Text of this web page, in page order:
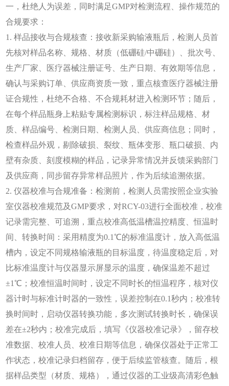
一，杜绝人为误差，同时满足GMP对检测流程、操作规范的
合规要求：
1. 样品接收与合规核查：接收新采购输液瓶后，检测人员首
先核对样品名称、规格、材质（低硼硅/中硼硅）、批次号、
生产厂家、医疗器械注册证号、生产日期、有效期等信息，
确认与采购订单、供应商资质一致，重点核查医疗器械注册
证合规性，杜绝不合格、不合规耗材进入检测环节；随后，
在每个样品瓶身上粘贴专属检测标识，标注样品规格、材
质、样品编号、检测日期、检测人员、供应商信息；同时，
检查样品外观，剔除破损、裂纹、瓶体变形、瓶口破损、内
壁有杂质、刻度模糊的样品，记录异常情况并反馈采购部门
及供应商，同步留存异常样品照片，作为后续追溯依据。
2. 仪器校准与合规准备：检测前，检测人员需按照企业实验
室仪器校准规范及GMP要求，对RCY-03进行全面校准，校准
记录需完整、可追溯，重点校准高低温槽温控精度、恒温时
间、转换时间：采用精度为0.1℃的标准温度计，放入高低温
槽内，设定不同规格输液瓶的目标温度，待温度稳定后，对
比标准温度计与仪器显示屏显示的温度，确保温差不超过
±1℃；校准恒温时间时，设定不同时长的恒温程序，核对仪
器计时与标准计时器的一致性，误差控制在0.1秒内；校准转
换时间时，启动仪器转换功能，多次测试转换时长，确保误
差在±2秒内；校准完成后，填写《仪器校准记录》，留存校
准数据、校准人员、校准日期等信息，确保仪器处于正常工
作状态，校准记录归档留存，便于后续监管核查。随后，根
据样品类型（材质、规格），通过仪器的工业级高清彩色触